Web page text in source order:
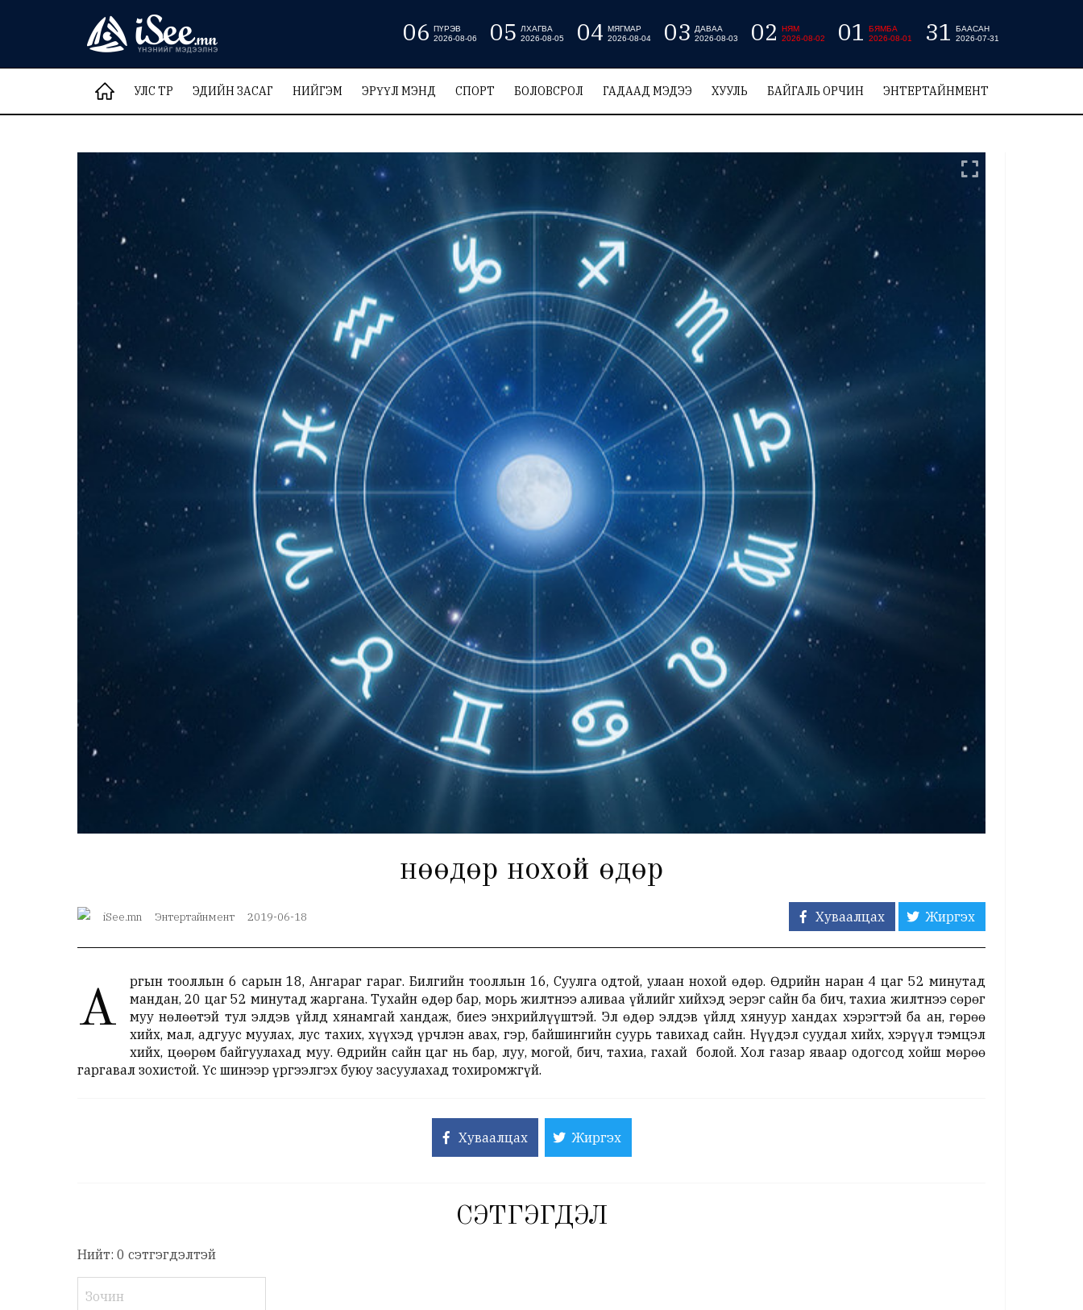
06 ПҮРЭВ
2026-08-06
05
ЛХАГВА
2026-08-05
04 МЯГМАР
2026-08-04
03
ДАВАА
2026-08-03
02
НЯМ
2026-08-02
01
БЯМБА
2026-08-01
31
БААСАН
2026-07-31
УЛС ТӨР ЭДИЙН ЗАСАГ НИЙГЭМ ЭРҮҮЛ МЭНД СПОРТ БОЛОВСРОЛ ГАДААД МЭДЭЭ ХУУЛЬ БАЙГАЛЬ ОРЧИН ЭНТЕРТАЙНМЕНТ
Өнөөдөр нохой өдөр
iSee.mn Энтертайнмент 2019-06-18 Хуваалцах Жиргэх
А
ргын тооллын 6 сарын 18, Ангараг гараг. Билгийн тооллын 16, Суулга одтой, улаан нохой өдөр. Өдрийн наран 4 цаг 52 минутад
мандан, 20 цаг 52 минутад жаргана. Тухайн өдөр бар, морь жилтнээ аливаа үйлийг хийхэд эерэг сайн ба бич, тахиа жилтнээ сөрөг
муу нөлөөтэй тул элдэв үйлд хянамгай хандаж, биеэ энхрийлүүштэй. Эл өдөр элдэв үйлд хянуур хандах хэрэгтэй ба ан, гөрөө
хийх, мал, адгуус муулах, лус тахих, хүүхэд үрчлэн авах, гэр, байшингийн суурь тавихад сайн. Нүүдэл суудал хийх, хэрүүл тэмцэл
хийх, цөөрөм байгуулахад муу. Өдрийн сайн цаг нь бар, луу, могой, бич, тахиа, гахай болой. Хол газар яваар одогсод хойш мөрөө
гаргавал зохистой. Үс шинээр үргээлгэх буюу засуулахад тохиромжгүй.
Хуваалцах Жиргэх
СЭТГЭГДЭЛ
Нийт: 0 сэтгэгдэлтэй